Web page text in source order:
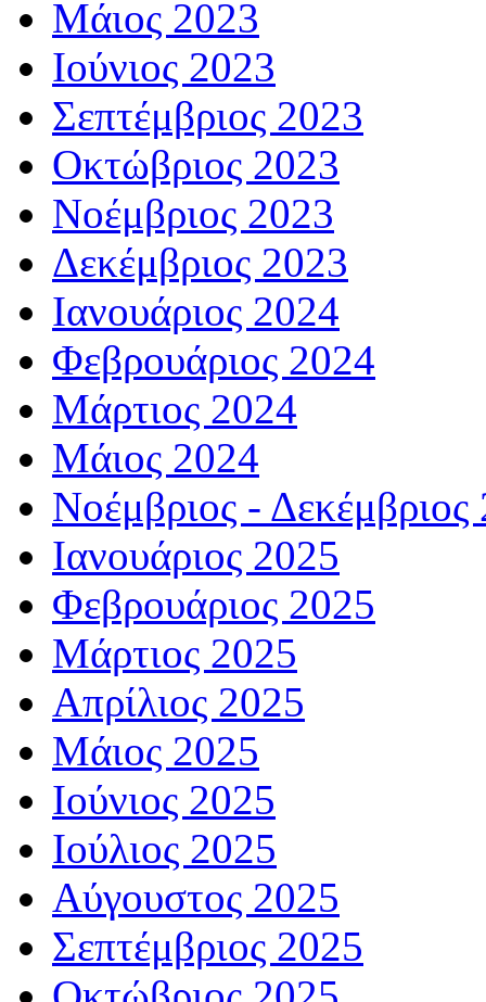
Μάιος 2023
Ιούνιος 2023
Σεπτέμβριος 2023
Οκτώβριος 2023
Νοέμβριος 2023
Δεκέμβριος 2023
Ιανουάριος 2024
Φεβρουάριος 2024
Μάρτιος 2024
Μάιος 2024
Νοέμβριος - Δεκέμβριος
Ιανουάριος 2025
Φεβρουάριος 2025
Μάρτιος 2025
Απρίλιος 2025
Μάιος 2025
Ιούνιος 2025
Ιούλιος 2025
Αύγουστος 2025
Σεπτέμβριος 2025